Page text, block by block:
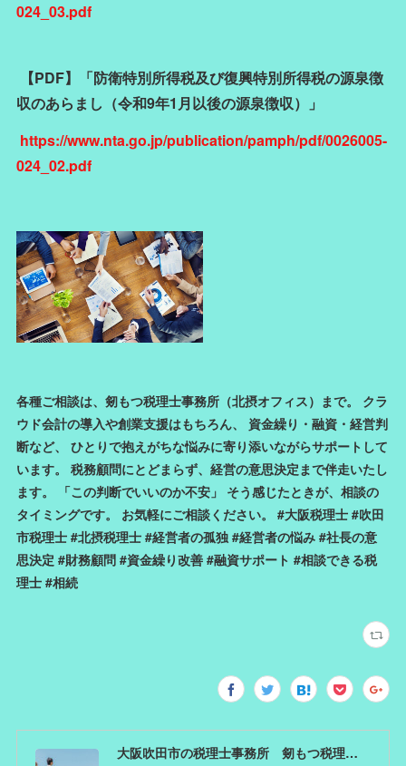
024_03.pdf
【PDF】「防衛特別所得税及び復興特別所得税の源泉徴
収のあらまし（令和9年1月以後の源泉徴収）」
https://www.nta.go.jp/publication/pamph/pdf/0026005-
024_02.pdf
各種ご相談は、剱もつ税理士事務所（北摂オフィス）まで。 クラ
ウド会計の導入や創業支援はもちろん、 資金繰り・融資・経営判
断など、 ひとりで抱えがちな悩みに寄り添いながらサポートして
います。 税務顧問にとどまらず、経営の意思決定まで伴走いたし
ます。 「この判断でいいのか不安」 そう感じたときが、相談の
タイミングです。 お気軽にご相談ください。 #大阪税理士 #吹田
市税理士 #北摂税理士 #経営者の孤独 #経営者の悩み #社長の意
思決定 #財務顧問 #資金繰り改善 #融資サポート #相談できる税
理士 #相続
大阪吹田市の税理士事務所 剱もつ税理士（北摂オフィス）―かつてdoctorを目指した税理士が企業のホームドクターとしてあなたの事業をサポート。税理士が直接担当する『かかりつけ税理士』